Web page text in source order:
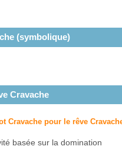
(symbolique)
Cravache
Cravache pour le rêve
basée sur la domination